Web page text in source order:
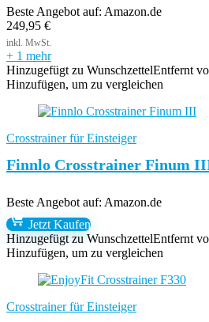
Beste Angebot auf: Amazon.de
249,95 €
+ 1 mehr
Hinzugefügt zu WunschzettelEntfernt
Hinzufügen, um zu vergleichen
Crosstrainer für Einsteiger
Finnlo Crosstrainer Finum
Beste Angebot auf: Amazon.de
Jetzt Kaufen
Hinzugefügt zu WunschzettelEntfernt
Hinzufügen, um zu vergleichen
Crosstrainer für Einsteiger